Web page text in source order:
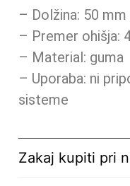
– Dolžina: 50 mm
– Premer ohišja:
– Material: guma
– Uporaba: ni
sisteme
Zakaj kupiti pri